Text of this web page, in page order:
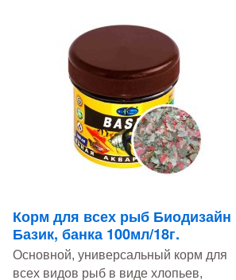
Корм для всех рыб Биодизайн
Базик, банка 100мл/18г.
Основной, универсальный корм для
всех видов рыб в виде хлопьев,